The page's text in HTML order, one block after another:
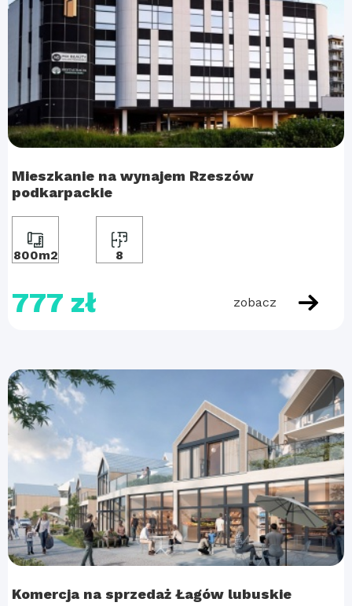
Mieszkanie na wynajem Rzeszów
podkarpackie
800m2 8
777 zł zobacz
Komercja na sprzedaż Łagów lubuskie